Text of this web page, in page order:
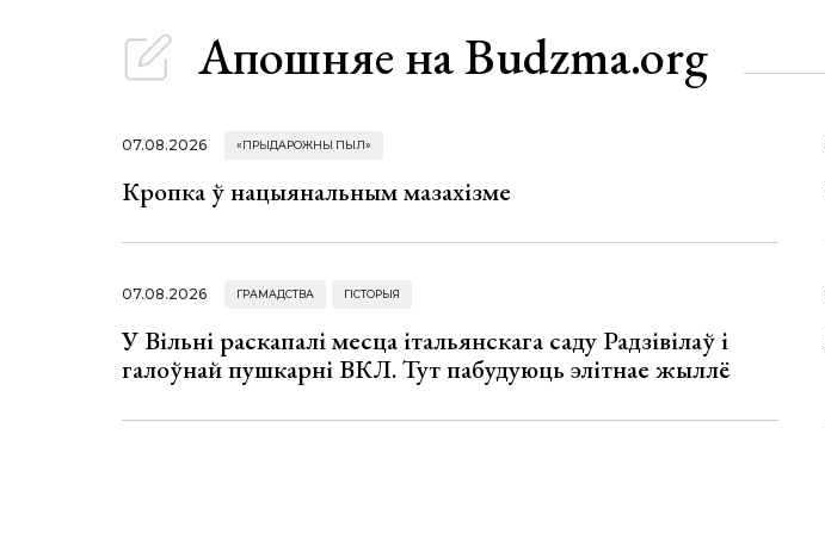
Апошняе на Budzma.org
07.08.2026 «ПРЫДАРОЖНЫ ПЫЛ»
Кропка ў нацыянальным мазахізме
07.08.2026 ГРАМАДСТВА ГІСТОРЫЯ
У Вільні раскапалі месца італьянскага саду Радзівілаў і
галоўнай пушкарні ВКЛ. Тут пабудуюць элітнае жыллё